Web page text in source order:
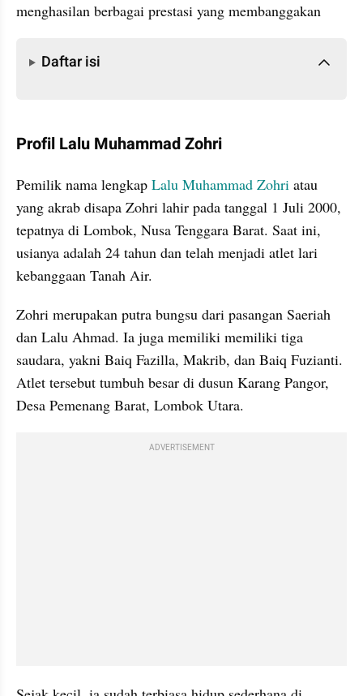
menghasilan berbagai prestasi yang membanggakan
Daftar isi
Profil Lalu Muhammad Zohri
Pemilik nama lengkap Lalu Muhammad Zohri atau
yang akrab disapa Zohri lahir pada tanggal 1 Juli 2000,
tepatnya di Lombok, Nusa Tenggara Barat. Saat ini,
usianya adalah 24 tahun dan telah menjadi atlet lari
kebanggaan Tanah Air.
Zohri merupakan putra bungsu dari pasangan Saeriah
dan Lalu Ahmad. Ia juga memiliki memiliki tiga
saudara, yakni Baiq Fazilla, Makrib, dan Baiq Fuzianti.
Atlet tersebut tumbuh besar di dusun Karang Pangor,
Desa Pemenang Barat, Lombok Utara.
ADVERTISEMENT